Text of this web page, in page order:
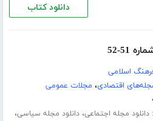
دانلود کتاب
52
اسلامی
اقتصادی، مجلات عمومی
دانلود مجله اجتماعی،دانلود مجله سیاسی،